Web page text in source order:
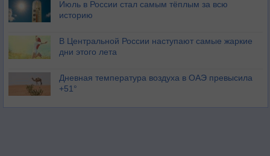
Июль в России стал самым тёплым за всю
историю
В Центральной России наступают самые жаркие
дни этого лета
Дневная температура воздуха в ОАЭ превысила
+51°